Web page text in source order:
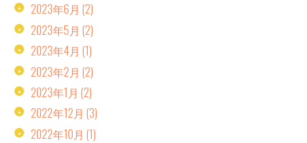
2023年6月 (2)
2023年5月 (2)
2023年4月 (1)
2023年2月 (2)
2023年1月 (2)
2022年12月 (3)
2022年10月 (1)